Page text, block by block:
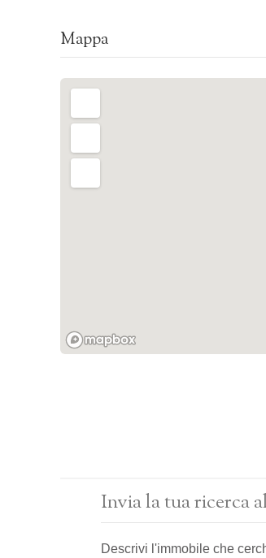
Mappa
Invia la tua ricerca
Descrivi l'immobile che